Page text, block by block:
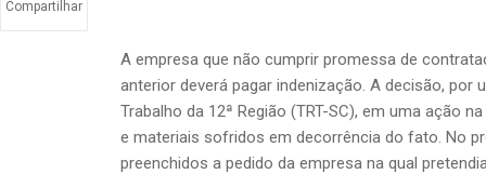
Compartilhar
A empresa que não cumprir promessa de
anterior deverá pagar indenização. A decisão, por
Trabalho da 12ª Região (TRT-SC), em uma ação
e materiais sofridos em decorrência do fato. No
preenchidos a pedido da empresa na qual